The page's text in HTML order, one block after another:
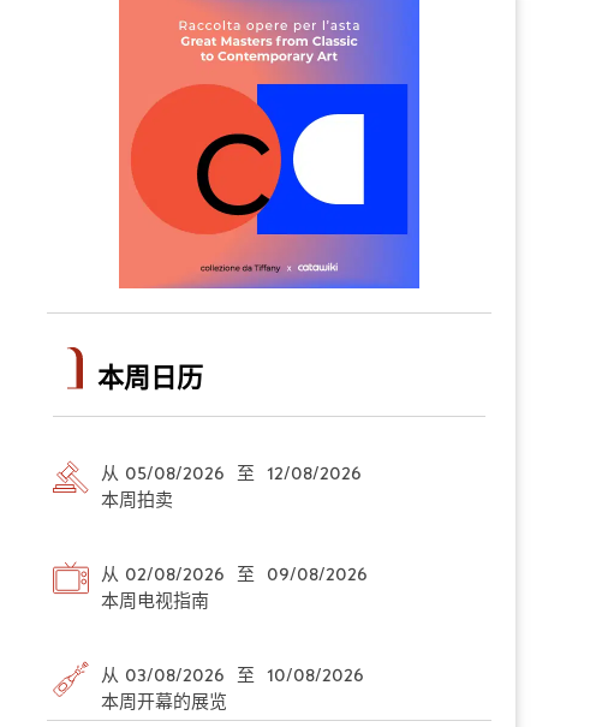
本周日历
从 05/08/2026 至 12/08/2026
本周拍卖
从 02/08/2026 至 09/08/2026
本周电视指南
从 03/08/2026 至 10/08/2026
本周开幕的展览